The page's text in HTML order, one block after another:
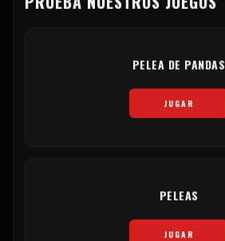
PELEA DE PANDAS
JUGAR
PELEAS
JUGAR